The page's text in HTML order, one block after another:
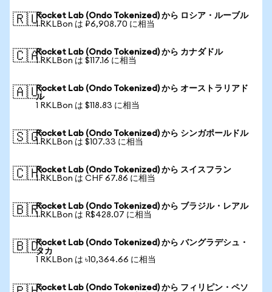
🇷🇺Rocket Lab (Ondo Tokenized) から ロシア・ルーブル
1 RKLBon は ₽6,908.70 に相当
🇨🇦Rocket Lab (Ondo Tokenized) から カナダドル
1 RKLBon は $117.16 に相当
🇦🇺Rocket Lab (Ondo Tokenized) から オーストラリアド
ル
1 RKLBon は $118.83 に相当
🇸🇬Rocket Lab (Ondo Tokenized) から シンガポールドル
1 RKLBon は $107.33 に相当
🇨🇭Rocket Lab (Ondo Tokenized) から スイスフラン
1 RKLBon は CHF 67.86 に相当
🇧🇷Rocket Lab (Ondo Tokenized) から ブラジル・レアル
1 RKLBon は R$428.07 に相当
🇧🇩Rocket Lab (Ondo Tokenized) から バングラデシュ・
タカ
1 RKLBon は ৳10,364.66 に相当
Rocket Lab (Ondo Tokenized) から フィリピン・ペソ